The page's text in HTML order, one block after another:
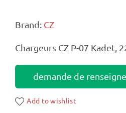
Brand: CZ
Chargeurs CZ P-07 Kadet,
demande de
Add to wishlist